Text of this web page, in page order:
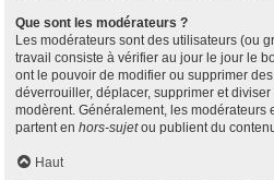
Que sont les modérateurs ?
Les modérateurs sont des utilisateurs (ou
travail consiste à vérifier au jour le jour le
ont le pouvoir de modifier ou supprimer
déverrouiller, déplacer, supprimer et diviser
modèrent. Généralement, les modérateurs
partent en hors-sujetou publient du
Haut